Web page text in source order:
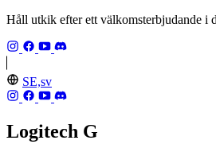
Håll utkik efter ett välkomsterbjudande i
SE,sv
Logitech G